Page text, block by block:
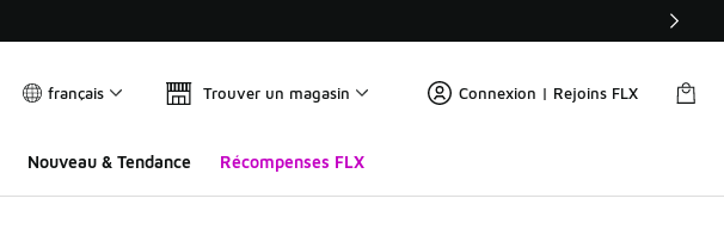
français Trouver un magasin Connexion | Rejoins FLX
Nouveau & Tendance Récompenses FLX